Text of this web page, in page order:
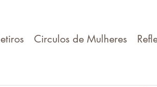
Circulos de Mulheres